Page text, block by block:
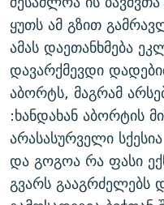
ყუთს ამ გზით
ამას დაეთანხმება
დავარქმევდი
აბორტს, მაგრამ
:ხანდახან აბორტის
არასასურველი
და გოგოა რა ფასი
გვარს გააგრძელებს